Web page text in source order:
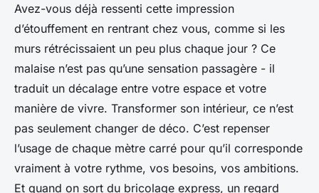
Avez-vous déjà ressenti cette impression
d’étouffement en rentrant chez vous, comme si les
murs rétrécissaient un peu plus chaque jour ? Ce
malaise n’est pas qu’une sensation passagère - il
traduit un décalage entre votre espace et votre
manière de vivre. Transformer son intérieur, ce n’est
pas seulement changer de déco. C’est repenser
l’usage de chaque mètre carré pour qu’il corresponde
vraiment à votre rythme, vos besoins, vos ambitions.
Et quand on sort du bricolage express, un regard